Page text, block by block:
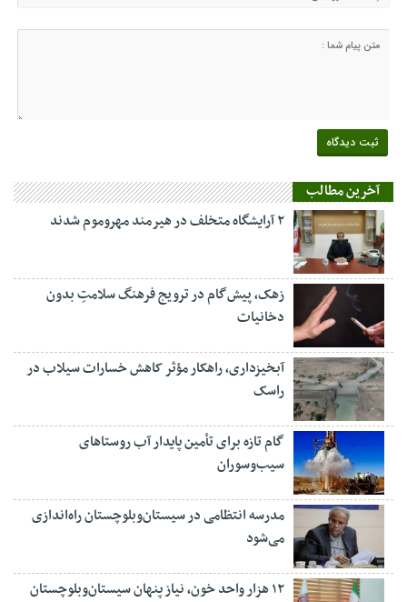
آخرین مطالب
۲ آرایشگاه متخلف در هیرمند مهروموم شدند
زهک، پیش‌گام در ترویج فرهنگ سلامتِ بدون
دخانیات
آبخیزداری، راهکار مؤثر کاهش خسارات سیلاب در
راسک
گام تازه برای تأمین پایدار آب روستاهای
سیب‌وسوران
مدرسه انتظامی در سیستان‌وبلوچستان راه‌اندازی
می‌شود
۱۲ هزار واحد خون، نیاز پنهان سیستان‌وبلوچستان